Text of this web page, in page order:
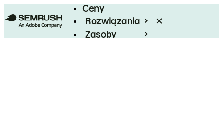
Ceny
Rozwiązania
Zasoby